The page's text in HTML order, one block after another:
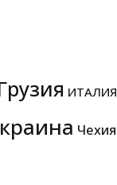
ИТАЛИЯ
Чехия